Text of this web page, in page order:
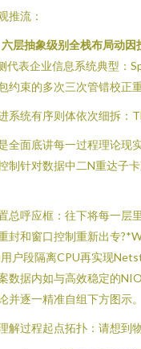
推流：
层抽象级别全栈布局动
代表企业信息系统典型：
约束的多次三次管错校正
系统有序则体依次细拆：
全面底讲每一过程理论现
制针对数据中二N重达子
总呼应框：往下将每一层
封和窗口控制重新出专
户段隔离CPU再实现
数据内如与高效稳定的
并逐一精准自组下方图示。
解过程起点拓扑：请想到